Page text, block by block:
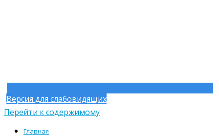
Версия для слабовидящих
Перейти к содержимому
Главная